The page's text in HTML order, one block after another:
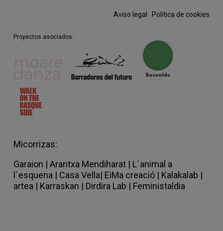
Aviso legal Política de cookies
Proyectos asociados:
Micorrizas:
Garaion | Arantxa Mendiharat | L`animal a
l`esquena | Casa Vella| EiMa creació | Kalakalab |
artea | Karraskan | Dirdira Lab | Feministaldia